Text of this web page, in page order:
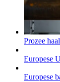
Prozee
Europese
Europese